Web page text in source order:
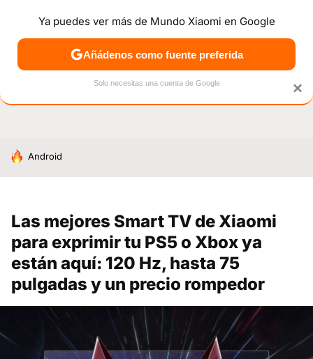
NOTICIAS MÓVILES TUTORIALES OFERTAS
HOY SE HABLA DE
Android
Las mejores Smart TV de Xiaomi
para exprimir tu PS5 o Xbox ya
están aquí: 120 Hz, hasta 75
pulgadas y un precio rompedor
×
Ya puedes ver más de Mundo Xiaomi en Google
Añádenos como fuente preferida
Solo necesitas una cuenta de Google